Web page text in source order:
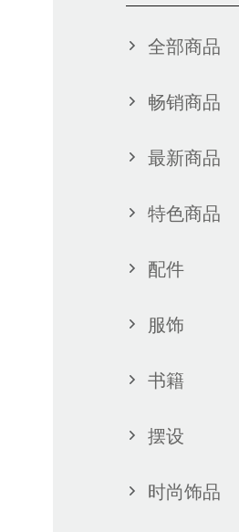
全部商品
畅销商品
最新商品
特色商品
配件
服饰
书籍
摆设
时尚饰品